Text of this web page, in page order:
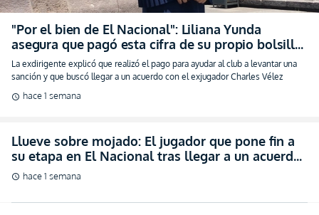
"Por el bien de El Nacional": Liliana Yunda
asegura que pagó esta cifra de su propio bolsillo
para aliviar la crisis
La exdirigente explicó que realizó el pago para ayudar al club a levantar una
sanción y que buscó llegar a un acuerdo con el exjugador Charles Vélez
schedule hace 1 semana
Llueve sobre mojado: El jugador que pone fin a
su etapa en El Nacional tras llegar a un acuerdo
con el club
schedule hace 1 semana